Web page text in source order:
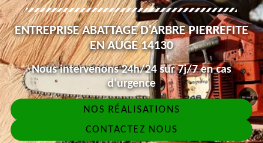
ENTREPRISE ABATTAGE D'ARBRE PIERREFITE
EN AUGE 14130
Nous intervenons 24h/24 sur 7j/7 en cas
d'urgence
NOS RÉALISATIONS
CONTACTEZ NOUS